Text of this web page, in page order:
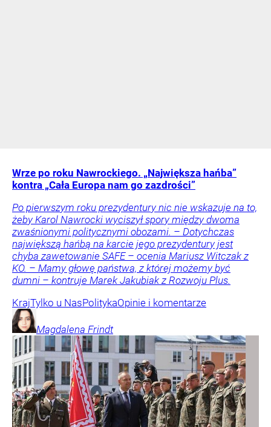
Wrze po roku Nawrockiego. „Największa hańba”
kontra „Cała Europa nam go zazdrości”
Po pierwszym roku prezydentury nic nie wskazuje na to,
żeby Karol Nawrocki wyciszył spory między dwoma
zwaśnionymi politycznymi obozami. – Dotychczas
największą hańbą na karcie jego prezydentury jest
chyba zawetowanie SAFE – ocenia Mariusz Witczak z
KO. – Mamy głowę państwa, z której możemy być
dumni – kontruje Marek Jakubiak z Rozwoju Plus.
KrajTylko u NasPolitykaOpinie i komentarze
Magdalena Frindt